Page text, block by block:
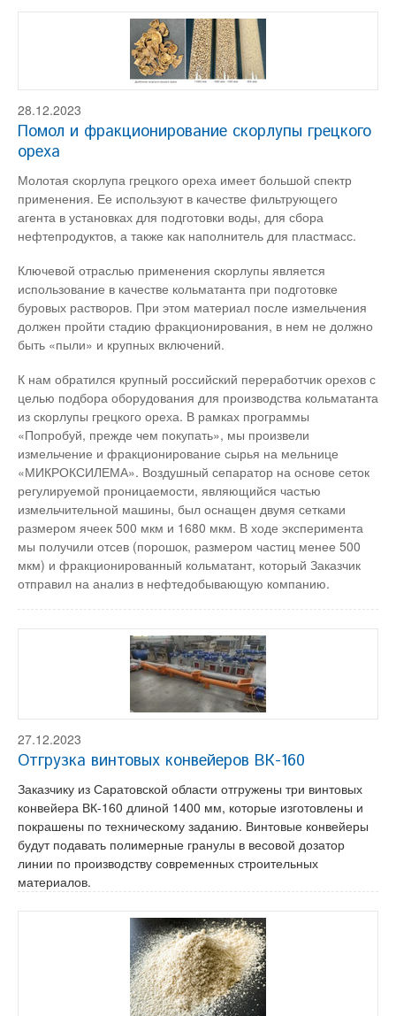
28.12.2023
Помол и фракционирование скорлупы грецкого
ореха
Молотая скорлупа грецкого ореха имеет большой спектр
применения. Ее используют в качестве фильтрующего
агента в установках для подготовки воды, для сбора
нефтепродуктов, а также как наполнитель для пластмасс.
Ключевой отраслью применения скорлупы является
использование в качестве кольматанта при подготовке
буровых растворов. При этом материал после измельчения
должен пройти стадию фракционирования, в нем не должно
быть «пыли» и крупных включений.
К нам обратился крупный российский переработчик орехов с
целью подбора оборудования для производства кольматанта
из скорлупы грецкого ореха. В рамках программы
«Попробуй, прежде чем покупать», мы произвели
измельчение и фракционирование сырья на мельнице
«МИКРОКСИЛЕМА». Воздушный сепаратор на основе сеток
регулируемой проницаемости, являющийся частью
измельчительной машины, был оснащен двумя сетками
размером ячеек 500 мкм и 1680 мкм. В ходе эксперимента
мы получили отсев (порошок, размером частиц менее 500
мкм) и фракционированный кольматант, который Заказчик
отправил на анализ в нефтедобывающую компанию.
27.12.2023
Отгрузка винтовых конвейеров ВК-160
Заказчику из Саратовской области отгружены три винтовых
конвейера ВК-160 длиной 1400 мм, которые изготовлены и
покрашены по техническому заданию. Винтовые конвейеры
будут подавать полимерные гранулы в весовой дозатор
линии по производству современных строительных
материалов.